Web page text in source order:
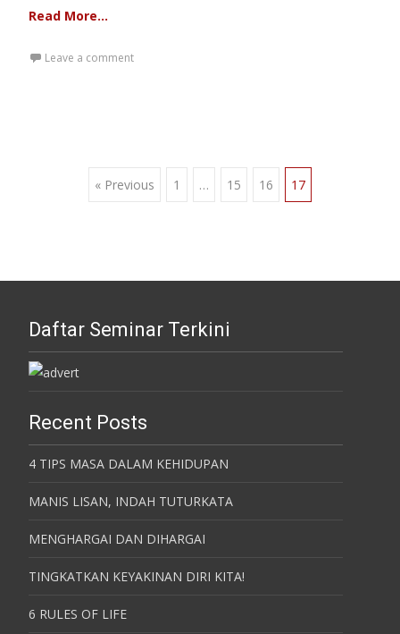
Read More…
Leave a comment
Posts
« Previous 1 … 15 16 17
Daftar Seminar Terkini
Recent Posts
4 TIPS MASA DALAM KEHIDUPAN
MANIS LISAN, INDAH TUTURKATA
MENGHARGAI DAN DIHARGAI
TINGKATKAN KEYAKINAN DIRI KITA!
6 RULES OF LIFE